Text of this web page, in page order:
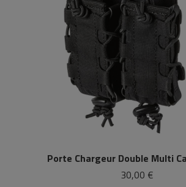
Porte Chargeur Double Multi
30,00 €